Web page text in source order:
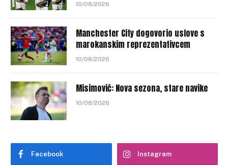
10/08/2026
Manchester City dogovorio uslove s
marokanskim reprezentativcem
10/08/2026
Misimović: Nova sezona, stare navike
10/08/2026
Facebook Instagram